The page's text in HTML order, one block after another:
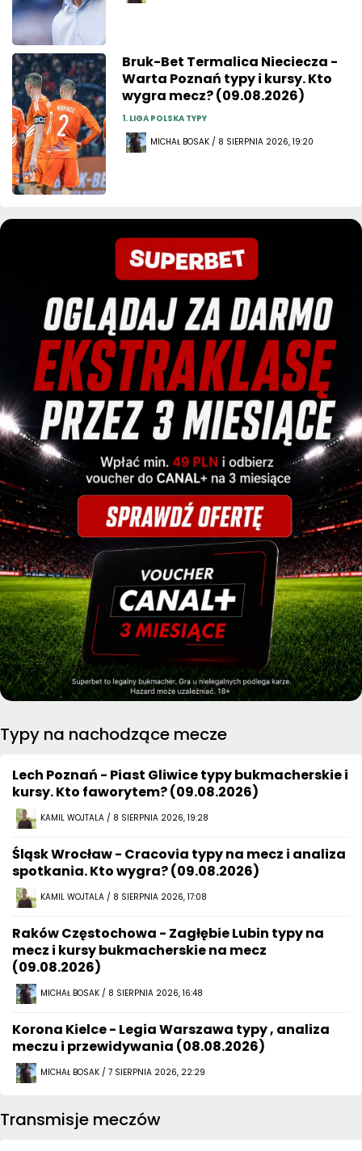
Bruk-Bet Termalica Nieciecza -
Warta Poznań typy i kursy. Kto
wygra mecz? (09.08.2026)
1. LIGA POLSKA TYPY
MICHAŁ BOSAK / 8 SIERPNIA 2026, 19:20
Typy na nachodzące mecze
Lech Poznań - Piast Gliwice typy bukmacherskie i
kursy. Kto faworytem? (09.08.2026)
KAMIL WOJTALA / 8 SIERPNIA 2026, 19:28
Śląsk Wrocław - Cracovia typy na mecz i analiza
spotkania. Kto wygra? (09.08.2026)
KAMIL WOJTALA / 8 SIERPNIA 2026, 17:08
Raków Częstochowa - Zagłębie Lubin typy na
mecz i kursy bukmacherskie na mecz
(09.08.2026)
MICHAŁ BOSAK / 8 SIERPNIA 2026, 16:48
Korona Kielce - Legia Warszawa typy , analiza
meczu i przewidywania (08.08.2026)
MICHAŁ BOSAK / 7 SIERPNIA 2026, 22:29
Transmisje meczów